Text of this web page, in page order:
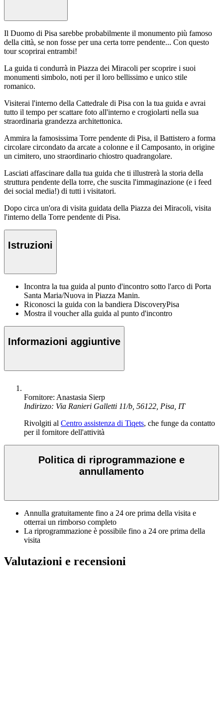
Il Duomo di Pisa sarebbe probabilmente il monumento più famoso
della città, se non fosse per una certa torre pendente... Con questo
tour scoprirai entrambi!
La guida ti condurrà in Piazza dei Miracoli per scoprire i suoi
monumenti simbolo, noti per il loro bellissimo e unico stile
romanico.
Visiterai l'interno della Cattedrale di Pisa con la tua guida e avrai
tutto il tempo per scattare foto all'interno e crogiolarti nella sua
straordinaria grandezza architettonica.
Ammira la famosissima Torre pendente di Pisa, il Battistero a forma
circolare circondato da arcate a colonne e il Camposanto, in origine
un cimitero, uno straordinario chiostro quadrangolare.
Lasciati affascinare dalla tua guida che ti illustrerà la storia della
struttura pendente della torre, che suscita l'immaginazione (e i feed
dei social media!) di tutti i visitatori.
Dopo circa un'ora di visita guidata della Piazza dei Miracoli, visita
l'interno della Torre pendente di Pisa.
Istruzioni
Incontra la tua guida al punto d'incontro sotto l'arco di Porta
Santa Maria/Nuova in Piazza Manin.
Riconosci la guida con la bandiera DiscoveryPisa
Mostra il voucher alla guida al punto d'incontro
Informazioni aggiuntive
Fornitore: Anastasia Sierp
Indirizzo: Via Ranieri Galletti 11/b, 56122, Pisa, IT
Rivolgiti al Centro assistenza di Tiqets, che funge da contatto
per il fornitore dell'attività
Politica di riprogrammazione e
annullamento
Annulla gratuitamente fino a 24 ore prima della visita e
otterrai un rimborso completo
La riprogrammazione è possibile fino a 24 ore prima della
visita
Valutazioni e recensioni